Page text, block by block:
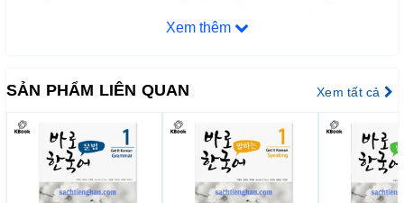
trong thời gian sớm nhất, nhằm đạt tiêu chuẩn chất lượng tốt
với độ tin cậy cao, thoả mãn nhu cầu của khách hàng.
– Luôn luôn lắng nghe, luôn luôn cải tiến để chất lượng của
sản phẩm và dịch vụ ngày càng tốt hơn.
ết vềphục v n h àng:
Xem thêm
SẢN PHẨM LIÊN QUAN Xem tất cả